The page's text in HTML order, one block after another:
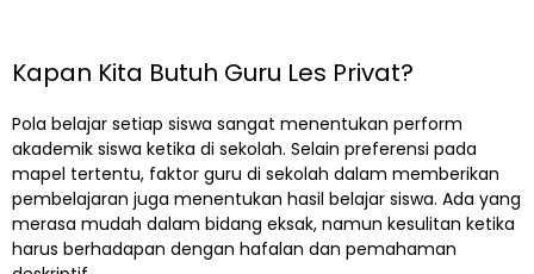
Kapan Kita Butuh Guru Les Privat?
Pola belajar setiap siswa sangat menentukan perform
akademik siswa ketika di sekolah. Selain preferensi pada
mapel tertentu, faktor guru di sekolah dalam memberikan
pembelajaran juga menentukan hasil belajar siswa. Ada yang
merasa mudah dalam bidang eksak, namun kesulitan ketika
harus berhadapan dengan hafalan dan pemahaman